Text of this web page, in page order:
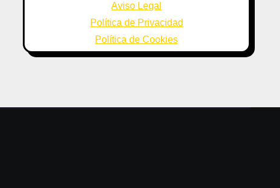
Aviso Legal
Política de Privacidad
Política de Cookies